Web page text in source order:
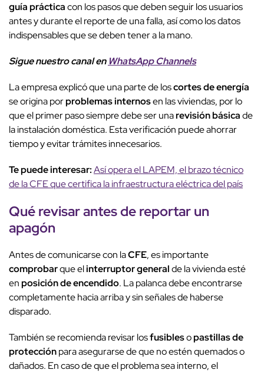
guía prácticacon los pasos que deben seguir los usuarios
antes y durante el reporte de una falla, así como los datos
indispensables que se deben tener a la mano.
Sigue nuestro canal en WhatsApp Channels
La empresa explicó que una parte de loscortes de energía
se origina porproblemas internosen las viviendas, por lo
que el primer paso siempre debe ser unarevisión básicade
la instalación doméstica. Esta verificación puede ahorrar
tiempo y evitar trámites innecesarios.
Te puede interesar:Así opera el LAPEM, el brazo técnico
de la CFE que certifica la infraestructura eléctrica del país
Qué revisar antes de reportar un
apagón
Antes de comunicarse con laCFE, es importante
comprobarque elinterruptor generalde la vivienda esté
enposición de encendido. La palanca debe encontrarse
completamente hacia arriba y sin señales de haberse
disparado.
También se recomienda revisar losfusiblesopastillas de
protecciónpara asegurarse de que no estén quemados o
dañados. En caso de que el problema sea interno, el